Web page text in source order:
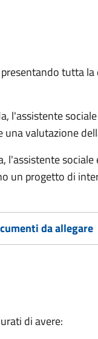
tutta
l'assistente
una valutazione
l'assistente
un progetto di
da allegare
di avere: